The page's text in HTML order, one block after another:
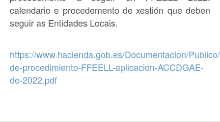
calendario e procedemento de xestión que deben
seguir as Entidades Locais.
https://www.hacienda.gob.es/Documentacion/
de-procedimiento-FFEELL-aplicacion-ACCDGAE-
de-2022.pdf